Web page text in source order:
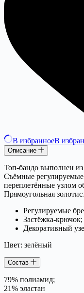
В избранноеВ
Описание
Топ-бандо выполнен из
Съёмные
переплетённые узлом
Прямоугольная
Регулируемые
Застёжка-крючок;
Декоративный
Цвет: зелёный
Состав
79% полиамид;
21% эластан